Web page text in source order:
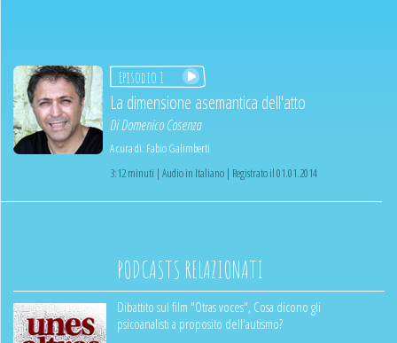
Episodio 1
La dimensione asemantica dell'atto
DiDomenico Cosenza
A cura di: Fabio Galimberti
3:12 minuti | Audio in Italiano | Registrato il 01.01.2014
PODCASTS RELAZIONATI
Dibattito sul film "Otras voces", Cosa dicono gli
psicoanalisti a proposito dell'autismo?